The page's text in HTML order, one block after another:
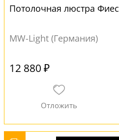
Потолочная люстра
MW-Light (Германия)
12 880 ₽